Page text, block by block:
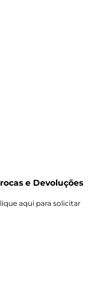
e Devoluções
aqui para solicitar